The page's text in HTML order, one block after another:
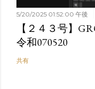
5/20/2025 01:52:00 午後
【２４３号】
令和070520
共有